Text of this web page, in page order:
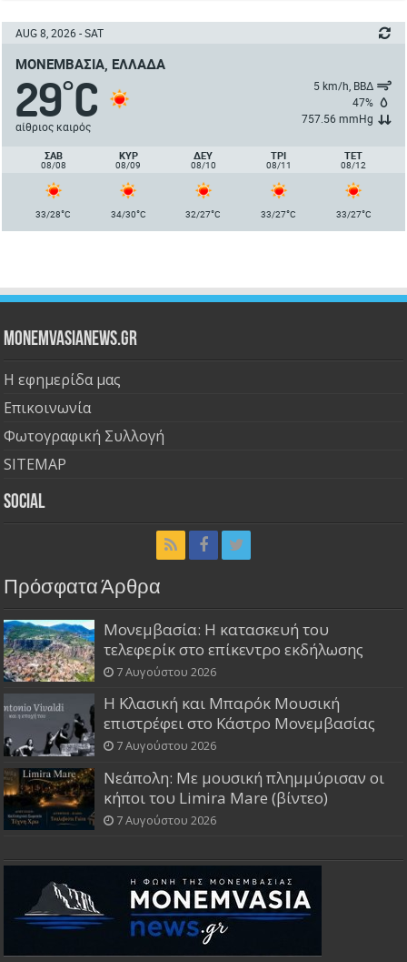
AUG 8, 2026 - SAT
ΜΟΝΕΜΒΑΣΙΆ, ΕΛΛΆΔΑ
29°C
αίθριος καιρός
5 km/h, ΒΒΔ
47%
757.56 mmHg
ΣΑΒ
08/08
ΚΥΡ
08/09
ΔΕΥ
08/10
ΤΡΙ
08/11
ΤΕΤ
08/12
33/28°C 34/30°C 32/27°C 33/27°C 33/27°C
Monemvasianews.gr
Η εφημερίδα μας
Επικοινωνία
Φωτογραφική Συλλογή
SITEMAP
Social
Πρόσφατα Άρθρα
Μονεμβασία: Η κατασκευή του
τελεφερίκ στο επίκεντρο εκδήλωσης
7 Αυγούστου 2026
Η Κλασική και Μπαρόκ Μουσική
επιστρέφει στο Κάστρο Μονεμβασίας
7 Αυγούστου 2026
Νεάπολη: Με μουσική πλημμύρισαν οι
κήποι του Limira Mare (βίντεο)
7 Αυγούστου 2026